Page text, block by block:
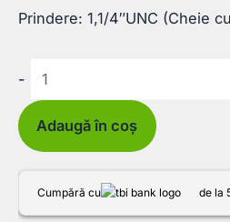
Prindere: 1,1/4″UNC (Cheie
-
Cantitate
Carota
Diamantata
cu
Adaugă în coș
Cumpără cu de la